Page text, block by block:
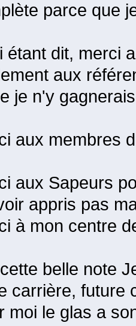
parce que
étant dit, merci
aux
je n'y
aux membres
aux Sapeurs
appris pas
à mon centre
belle note
carrière, future
moi le glas a